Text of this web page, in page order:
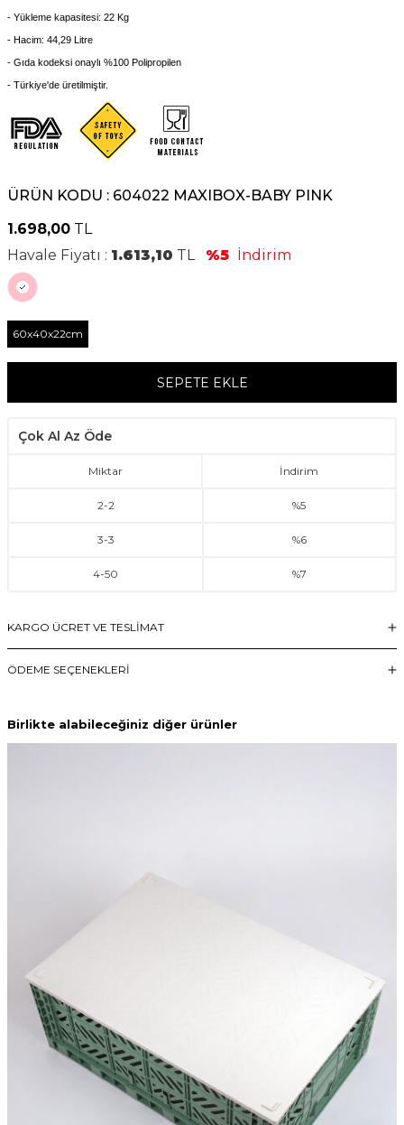
- Yükleme kapasitesi: 22 Kg
- Hacim: 44,29 Litre
- Gıda kodeksi onaylı %100 Polipropilen
- Türkiye'de üretilmiştir.
ÜRÜN KODU : 604022 MAXIBOX-BABY PINK
1.698,00 TL
Havale Fiyatı : 1.613,10 TL %5 İndirim
60x40x22cm
SEPETE EKLE
Çok Al Az Öde
Miktar İndirim
2-2 %5
3-3 %6
4-50 %7
KARGO ÜCRET VE TESLİMAT
ÖDEME SEÇENEKLERI
Birlikte alabileceğiniz diğer ürünler